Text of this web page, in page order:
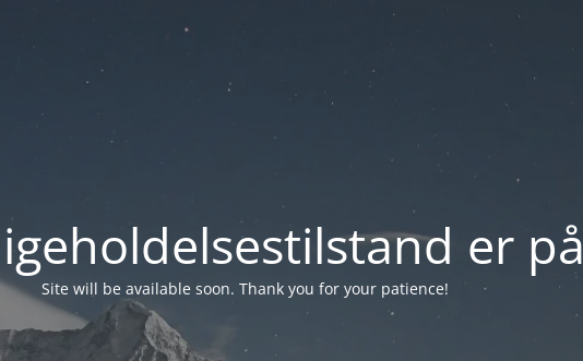
er på
Site will be available soon. Thank you for your patience!